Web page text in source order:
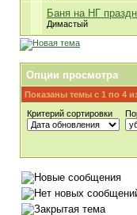
Баня на НГ
Димастый
Опции просмотра
Показаны темы с 1 по 4
Критерий сортировки